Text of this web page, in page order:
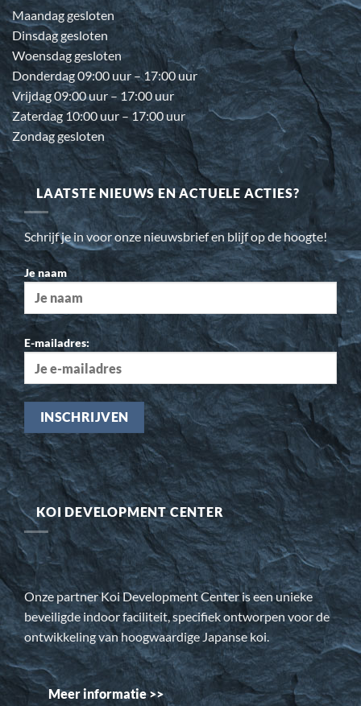
Maandag gesloten
Dinsdag gesloten
Woensdag gesloten
Donderdag 09:00 uur – 17:00 uur
Vrijdag 09:00 uur – 17:00 uur
Zaterdag 10:00 uur – 17:00 uur
Zondag gesloten
LAATSTE NIEUWS EN ACTUELE ACTIES?
Schrijf je in voor onze nieuwsbrief en blijf op de hoogte!
Je naam
E-mailadres:
KOI DEVELOPMENT CENTER
Onze partner Koi Development Center is een unieke
beveiligde indoor faciliteit, specifiek ontworpen voor de
ontwikkeling van hoogwaardige Japanse koi.
Meer informatie >>